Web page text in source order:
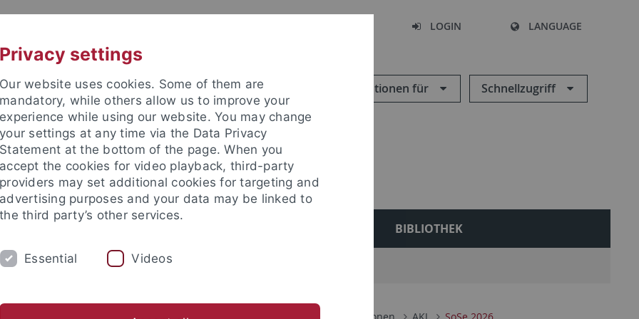
LOGIN LANGUAGE
Informationen für Schnellzugriff
BIBLIOTHEK
Rethinking Economics Ambrosianum
Tübinger Forum für Wissenschaftskulturen (TFW) Kooperationen AKJ SoSe 2026
Privacy settings
Our website uses cookies. Some of them are
mandatory, while others allow us to improve your
experience while using our website. You may change
your settings at any time via the Data Privacy
Statement at the bottom of the page. When you
accept the cookies for video playback, third-party
providers may set additional cookies for targeting and
advertising purposes and your data may be linked to
the third party’s other services.
Essential Videos